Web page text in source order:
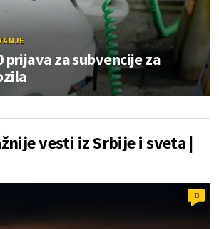
prijava za subvencije za
vesti iz Srbije i sveta |
0